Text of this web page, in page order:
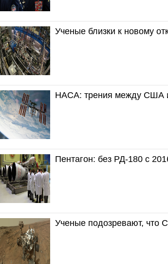
Ученые близки к новому
НАСА: трения между США
Пентагон: без РД-180 с
Ученые подозревают, что